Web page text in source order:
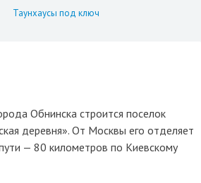
Таунхаусы под ключ
Обнинска строится поселок
деревня». От Москвы его отделяет
— 80 километров по Киевскому